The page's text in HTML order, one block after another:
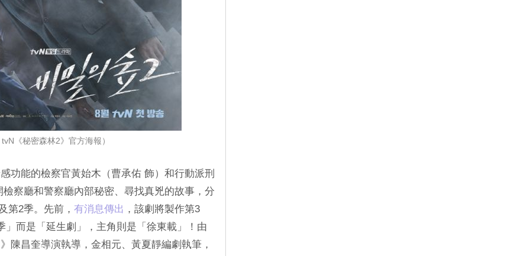
《秘密森林2》官方海報）
功能的檢察官黃始木（曹承佑 飾）和行動派刑
察廳和警察廳內部秘密、尋找真兇的故事，分
第2季。先前， 有消息傳出 ，該劇將製作第3
」而是「延生劇」，主角則是「徐東載」！由
陳昌奎導演執導，金相元、黃夏靜編劇執筆，